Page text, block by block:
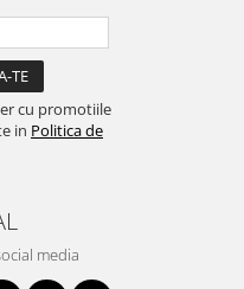
cu promotiile
in Politica de
media